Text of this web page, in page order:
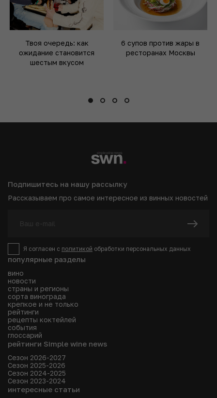
Твоя очередь: как
ожидание становится
шестым вкусом
6 супов против жары в
ресторанах Москвы
популярные разделы
вино
новости
страны и регионы
сорта винограда
крепкое и не только
рейтинги
рецепты коктейлей
события
глоссарий
рейтинги Simple wine news
Сезон 2026-2027
Сезон 2025-2026
Сезон 2024-2025
Сезон 2023-2024
интересные статьи
Подпишитесь на нашу рассылку
Рассказываем про самое интересное из винных новостей
Я согласен с политикой обработки персональных данных